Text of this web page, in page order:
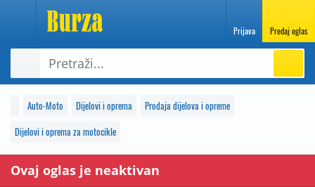
Prijava Predaj oglas
Auto-Moto Dijelovi i oprema
Prodaja dijelova i opreme
Dijelovi i oprema za motocikle
Ovaj oglas je neaktivan